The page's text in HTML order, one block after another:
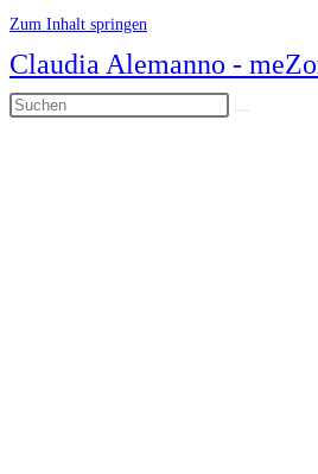
Zum Inhalt springen
Claudia Alemanno -